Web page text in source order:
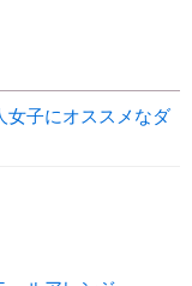
女子にオススメなダ